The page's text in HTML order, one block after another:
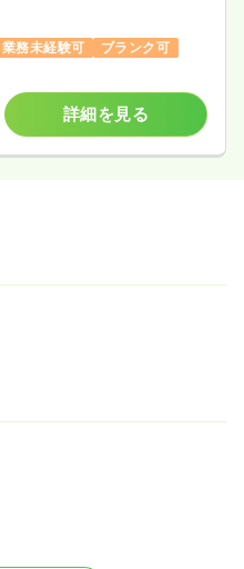
務未経験可
ブランク可
詳細を見る